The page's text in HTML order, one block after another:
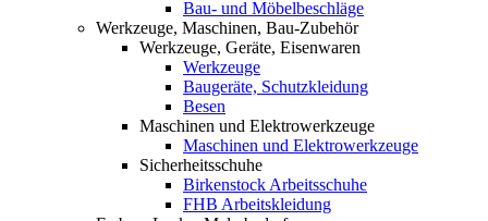
Bau- und Möbelbeschläge
Werkzeuge, Maschinen, Bau-Zubehör
Werkzeuge, Geräte, Eisenwaren
Werkzeuge
Baugeräte, Schutzkleidung
Besen
Maschinen und Elektrowerkzeuge
Maschinen und Elektrowerkzeuge
Sicherheitsschuhe
Birkenstock Arbeitsschuhe
FHB Arbeitskleidung